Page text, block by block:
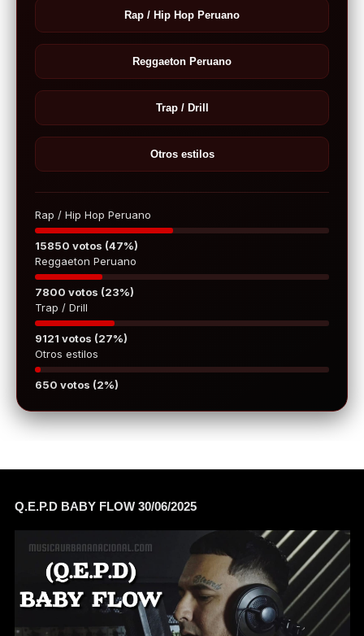
Rap / Hip Hop Peruano
Reggaeton Peruano
Trap / Drill
Otros estilos
Rap / Hip Hop Peruano
15850 votos (47%)
Reggaeton Peruano
7800 votos (23%)
Trap / Drill
9121 votos (27%)
Otros estilos
650 votos (2%)
Q.E.P.D BABY FLOW 30/06/2025